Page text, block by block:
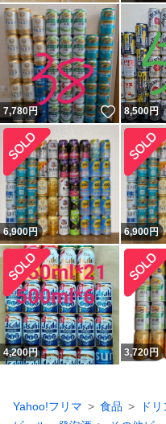
7,780円 いいね
8,500円
6,900円 6,900円
4,200円 3,720円
Yahoo!フリマ 食品
ド